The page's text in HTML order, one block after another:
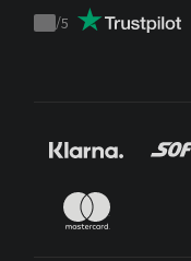
Trustpilot
/5